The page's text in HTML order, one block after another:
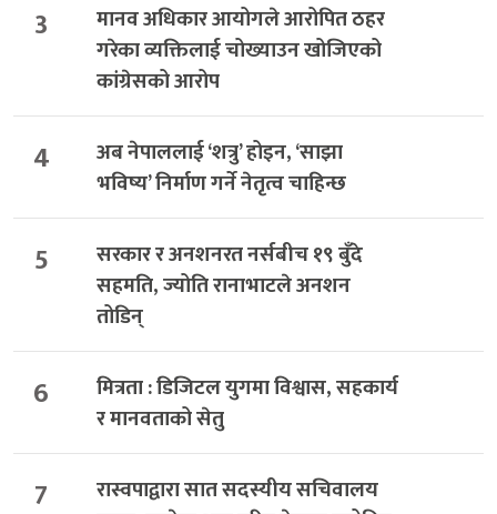
3
मानव अधिकार आयोगले आरोपित ठहर
गरेका व्यक्तिलाई चोख्याउन खोजिएको
कांग्रेसको आरोप
4
अब नेपाललाई ‘शत्रु’ होइन, ‘साझा
भविष्य’ निर्माण गर्ने नेतृत्व चाहिन्छ
5
सरकार र अनशनरत नर्सबीच १९ बुँदे
सहमति, ज्योति रानाभाटले अनशन
तोडिन्
6
मित्रता : डिजिटल युगमा विश्वास, सहकार्य
र मानवताको सेतु
7
रास्वपाद्वारा सात सदस्यीय सचिवालय